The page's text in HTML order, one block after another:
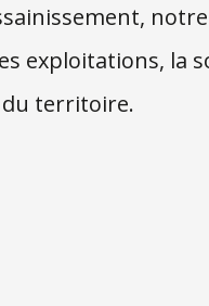
exploitations,
territoire.